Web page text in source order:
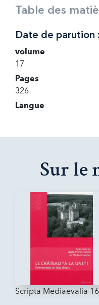
Table des
Date de parution :
volume
17
Pages
326
Langue
Sur le
Scripta Mediaevalia 16